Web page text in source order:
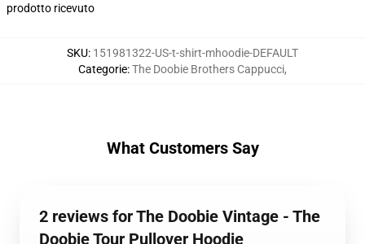
prodotto ricevuto
SKU: 151981322-US-t-shirt-mhoodie-DEFAULT
Categorie:The Doobie Brothers Cappucci,
What Customers Say
2 reviews for The Doobie Vintage - The
Doobie Tour Pullover Hoodie